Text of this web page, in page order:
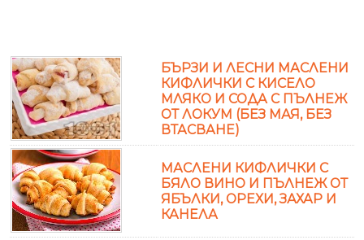
БЪРЗИ И ЛЕСНИ МАСЛЕНИ
КИФЛИЧКИ С КИСЕЛО
МЛЯКО И СОДА С ПЪЛНЕЖ
ОТ ЛОКУМ (БЕЗ МАЯ, БЕЗ
ВТАСВАНЕ)
МАСЛЕНИ КИФЛИЧКИ С
БЯЛО ВИНО И ПЪЛНЕЖ ОТ
ЯБЪЛКИ, ОРЕХИ, ЗАХАР И
КАНЕЛА